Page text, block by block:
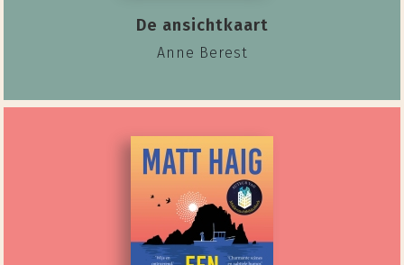
De ansichtkaart
Anne Berest